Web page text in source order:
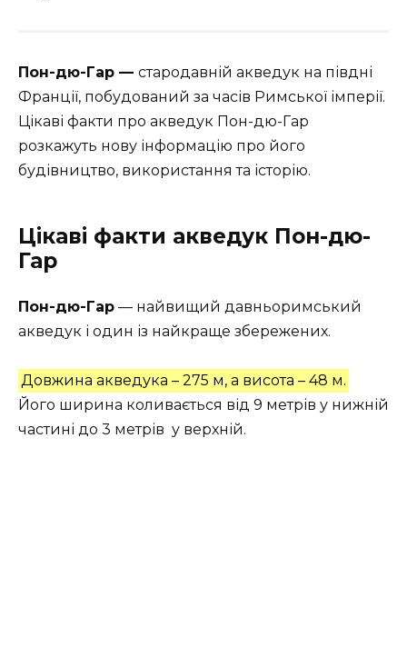
Пон-дю-Гар — стародавній акведук на півдні
Франції, побудований за часів Римської імперії.
Цікаві факти про акведук Пон-дю-Гар
розкажуть нову інформацію про його
будівництво, використання та історію.
Цікаві факти акведук Пон-дю-
Гар
Пон-дю-Гар — найвищий давньоримський
акведук і один із найкраще збережених.
Довжина акведука – 275 м, а висота – 48 м.
Його ширина коливається від 9 метрів у нижній
частині до 3 метрів у верхній.